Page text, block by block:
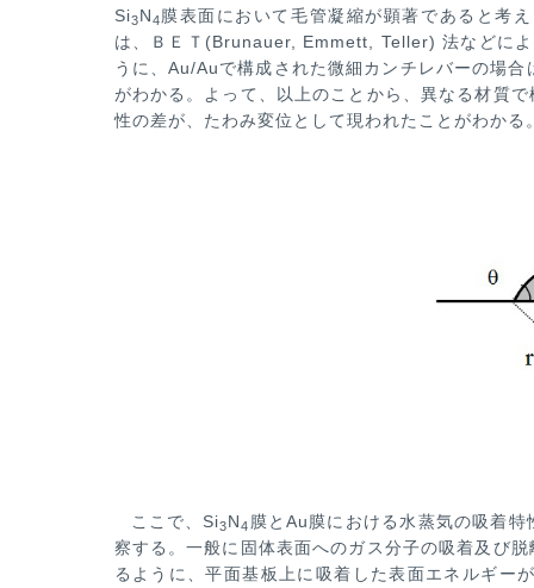
Si3N4膜表面において毛管凝縮が顕著であると考
は、ＢＥＴ(Brunauer, Emmett, Teller) 法などに
うに、Au/Auで構成された微細カンチレバーの場合
がわかる。よって、以上のことから、異なる材質
性の差が、たわみ変位として現われたことがわかる
ここで、Si3N4 膜とAu膜における水蒸気の吸着
察する。一般に固体表面へのガス分子の吸着及び脱
るように、平面基板 上に吸着した表面エネルギー